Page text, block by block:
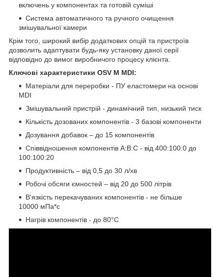
включень у компонентах та готовій суміші
Система автоматичного та ручного очищення
змішувальної камери
Крім того, широкий вибір додаткових опцій та пристроїв
дозволить адаптувати будь-яку установку даної серії
відповідно до вимог виробничого процесу клієнта.
Ключові характеристики OSV М MDI:
Матеріали для переробки - ПУ еластомери на основі
MDI
Змішувальний пристрій - динамічний тип, низький тиск
Кількість дозованих компонентів - 3 базові компоненти
Дозування добавок – до 15 компонентів
Співвідношення компонентів А:В:С - від 400:100:0 до
100:100:20
Продуктивність – від 0,5 до 30 л/хв
Робочі обсяги ємностей – від 20 до 500 літрів
В'язкість перекачуваних компонентів - не більше
10000 мПа*с
Нагрів компонентів - до 80°С